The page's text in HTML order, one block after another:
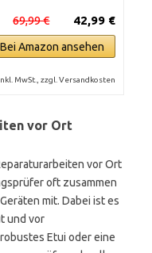
42,99 €
69,99 €
Bei Amazon ansehen
MwSt., zzgl. Versandkosten
vor Ort
vor Ort
oft zusammen
mit. Dabei ist es
und vor
Etui oder eine